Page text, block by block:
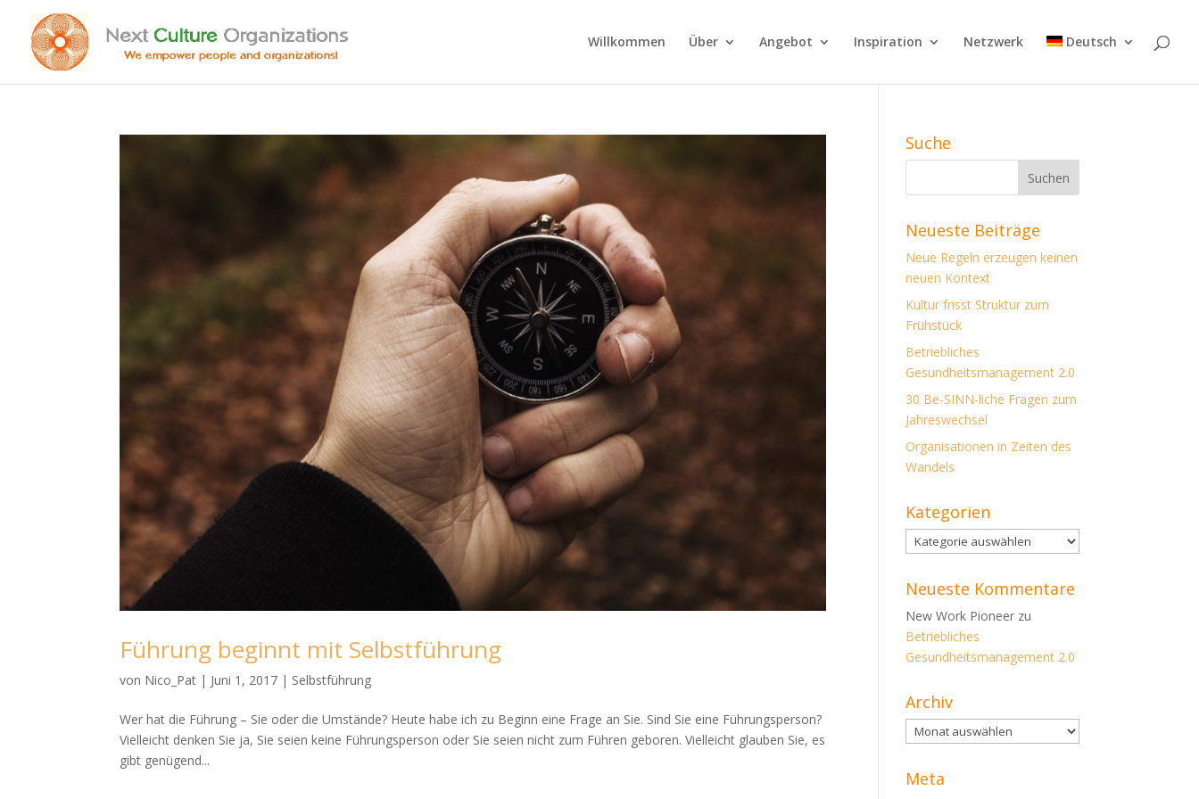
Willkommen Über Angebot Inspiration Netzwerk Deutsch
Führung beginnt mit Selbstführung
von Nico_Pat | Juni 1, 2017 | Selbstführung
Wer hat die Führung – Sie oder die Umstände? Heute habe ich zu Beginn eine Frage an Sie. Sind Sie eine Führungsperson?
Vielleicht denken Sie ja, Sie seien keine Führungsperson oder Sie seien nicht zum Führen geboren. Vielleicht glauben Sie, es
gibt genügend...
Suche
Neueste Beiträge
Neue Regeln erzeugen keinen
neuen Kontext
Kultur frisst Struktur zum
Frühstück
Betriebliches
Gesundheitsmanagement 2.0
30 Be-SINN-liche Fragen zum
Jahreswechsel
Organisationen in Zeiten des
Wandels
Kategorien
Kategorien
Neueste Kommentare
New Work Pioneer zu
Betriebliches
Gesundheitsmanagement 2.0
Archiv
Archiv
Meta